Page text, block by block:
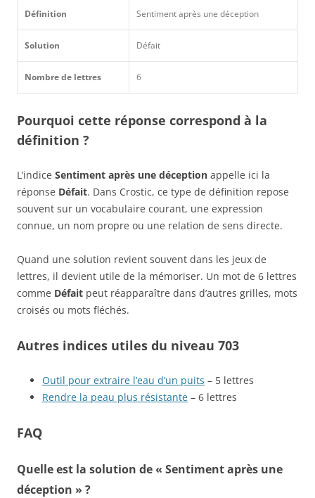
Définition Sentiment après une déception
Solution Défait
Nombre de lettres 6
Pourquoi cette réponse correspond à la
définition ?
L’indice Sentiment après une déception appelle ici la
réponse Défait. Dans Crostic, ce type de définition repose
souvent sur un vocabulaire courant, une expression
connue, un nom propre ou une relation de sens directe.
Quand une solution revient souvent dans les jeux de
lettres, il devient utile de la mémoriser. Un mot de 6 lettres
comme Défait peut réapparaître dans d’autres grilles, mots
croisés ou mots fléchés.
Autres indices utiles du niveau 703
Outil pour extraire l’eau d’un puits – 5 lettres
Rendre la peau plus résistante – 6 lettres
FAQ
Quelle est la solution de « Sentiment après une
déception » ?